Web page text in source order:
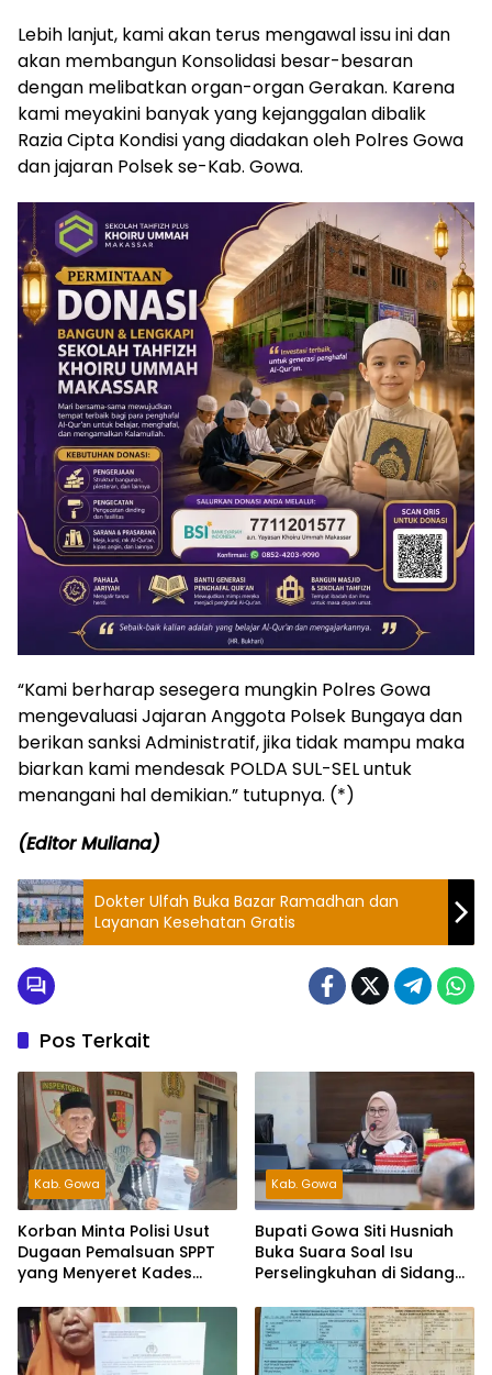
Lebih lanjut, kami akan terus mengawal issu ini dan
akan membangun Konsolidasi besar-besaran
dengan melibatkan organ-organ Gerakan. Karena
kami meyakini banyak yang kejanggalan dibalik
Razia Cipta Kondisi yang diadakan oleh Polres Gowa
dan jajaran Polsek se-Kab. Gowa.
“Kami berharap sesegera mungkin Polres Gowa
mengevaluasi Jajaran Anggota Polsek Bungaya dan
berikan sanksi Administratif, jika tidak mampu maka
biarkan kami mendesak POLDA SUL-SEL untuk
menangani hal demikian.” tutupnya. (*)
(Editor Muliana)
Dokter Ulfah Buka Bazar Ramadhan dan
Layanan Kesehatan Gratis
Pos Terkait
Kab. Gowa
Korban Minta Polisi Usut
Dugaan Pemalsuan SPPT
yang Menyeret Kades
Kab. Gowa
Bupati Gowa Siti Husniah
Buka Suara Soal Isu
Perselingkuhan di Sidang
Jalur Hukum